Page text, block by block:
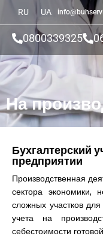
RU UA
0800339325
На
Бухгалтерский
предприятии
Производственная
сектора
сложных участков для
учета на
себестоимости